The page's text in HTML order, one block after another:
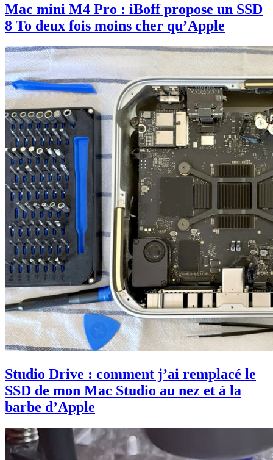
Mac mini M4 Pro : iBoff propose un SSD
8 To deux fois moins cher qu’Apple
Studio Drive : comment j’ai remplacé le
SSD de mon Mac Studio au nez et à la
barbe d’Apple